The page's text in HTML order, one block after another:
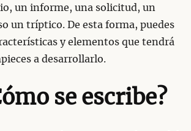
un informe, una solicitud, un
un tríptico. De esta forma, puedes
y elementos que tendrá
a desarrollarlo.
se escribe?